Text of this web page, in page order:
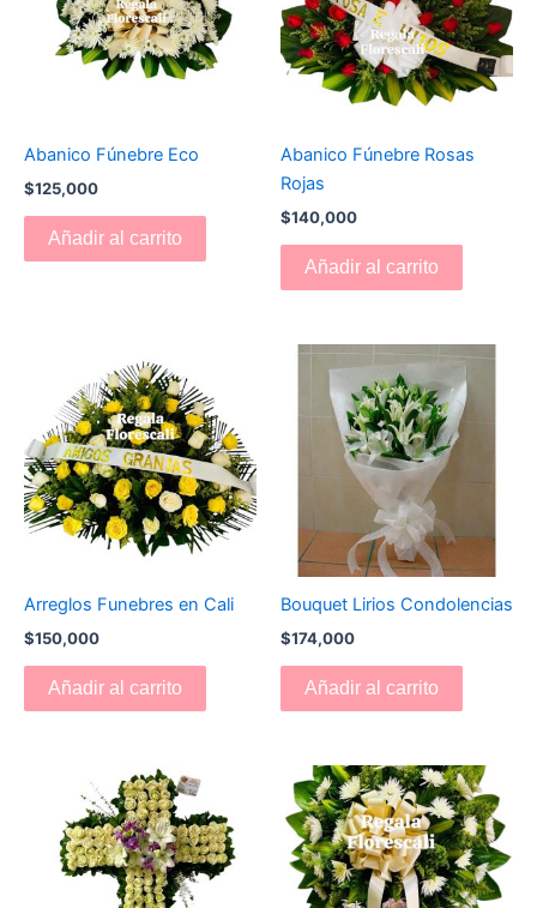
Abanico Fúnebre Eco
$125,000
Añadir al carrito
Abanico Fúnebre Rosas
Rojas
$140,000
Añadir al carrito
Arreglos Funebres en Cali
$150,000
Añadir al carrito
Bouquet Lirios Condolencias
$174,000
Añadir al carrito